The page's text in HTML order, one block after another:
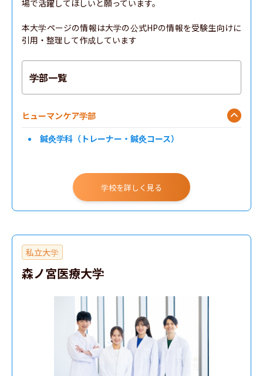
場で活躍してほしいと願っています。
本大学ページの情報は大学の公式HPの情報を受験生向けに
引用・整理して作成しています
学部一覧
ヒューマンケア学部
鍼灸学科（トレーナー・鍼灸コース）
学校を詳しく見る
私立大学
森ノ宮医療大学